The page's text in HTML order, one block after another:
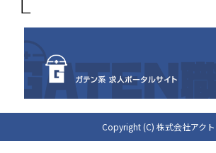
Copyright (C) 株式会社アクト